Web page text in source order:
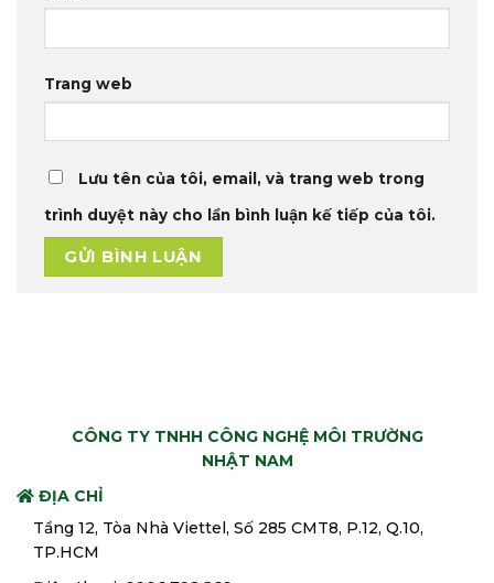
Trang web
Lưu tên của tôi, email, và trang web trong
trình duyệt này cho lần bình luận kế tiếp của tôi.
CÔNG TY TNHH CÔNG NGHỆ MÔI TRƯỜNG
NHẬT NAM
ĐỊA CHỈ
Tầng 12, Tòa Nhà Viettel, Số 285 CMT8, P.12, Q.10,
TP.HCM